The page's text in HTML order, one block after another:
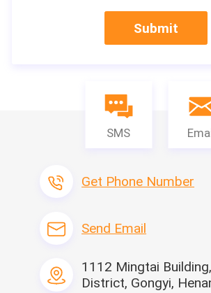
Submit
SMS
Get Phone Number
Send Email
1112 Mingtai
District, Gongyi,